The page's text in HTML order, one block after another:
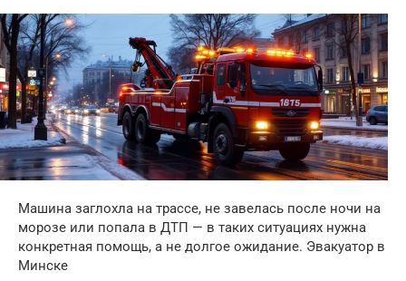
Машина заглохла на трассе, не завелась после ночи на
морозе или попала в ДТП — в таких ситуациях нужна
конкретная помощь, а не долгое ожидание. Эвакуатор в
Минске